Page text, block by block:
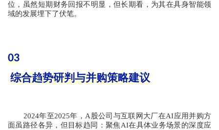
位，虽然短期财务回报不明显，但长期看，为其在具身智能领
域的发展埋下了伏笔。
03
综合趋势研判与并购策略建议
2024年至2025年， A 股公司与互联网大厂在AI应用并购方
面虽路径各异，但目标趋同：聚焦AI在具体业务场景的深度应